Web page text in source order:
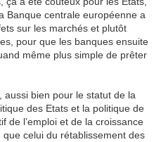
Banque centrale européenne a
sur les marchés et plutôt
pour que les banques ensuite
même plus simple de prêter
aussi bien pour le statut de la
des Etats et la politique de
de l’emploi et de la croissance
celui du rétablissement des